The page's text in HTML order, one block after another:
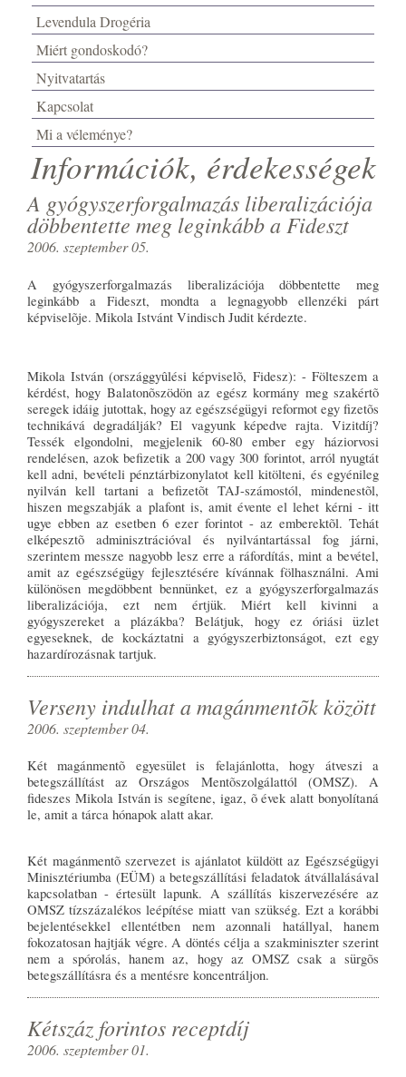
Levendula Drogéria
Miért gondoskodó?
Nyitvatartás
Kapcsolat
Mi a véleménye?
Információk, érdekességek
A gyógyszerforgalmazás liberalizációja
döbbentette meg leginkább a Fideszt
2006. szeptember 05.
A gyógyszerforgalmazás liberalizációja döbbentette meg
leginkább a Fideszt, mondta a legnagyobb ellenzéki párt
képviselõje. Mikola Istvánt Vindisch Judit kérdezte.
Mikola István (országgyûlési képviselõ, Fidesz): - Fölteszem a
kérdést, hogy Balatonõszödön az egész kormány meg szakértõ
seregek idáig jutottak, hogy az egészségügyi reformot egy fizetõs
technikává degradálják? El vagyunk képedve rajta. Vizitdíj?
Tessék elgondolni, megjelenik 60-80 ember egy háziorvosi
rendelésen, azok befizetik a 200 vagy 300 forintot, arról nyugtát
kell adni, bevételi pénztárbizonylatot kell kitölteni, és egyénileg
nyilván kell tartani a befizetõt TAJ-számostól, mindenestõl,
hiszen megszabják a plafont is, amit évente el lehet kérni - itt
ugye ebben az esetben 6 ezer forintot - az emberektõl. Tehát
elképesztõ adminisztrációval és nyilvántartással fog járni,
szerintem messze nagyobb lesz erre a ráfordítás, mint a bevétel,
amit az egészségügy fejlesztésére kívánnak fölhasználni. Ami
különösen megdöbbent bennünket, ez a gyógyszerforgalmazás
liberalizációja, ezt nem értjük. Miért kell kivinni a
gyógyszereket a plázákba? Belátjuk, hogy ez óriási üzlet
egyeseknek, de kockáztatni a gyógyszerbiztonságot, ezt egy
hazardírozásnak tartjuk.
Verseny indulhat a magánmentõk között
2006. szeptember 04.
Két magánmentõ egyesület is felajánlotta, hogy átveszi a
betegszállítást az Országos Mentõszolgálattól (OMSZ). A
fideszes Mikola István is segítene, igaz, õ évek alatt bonyolítaná
le, amit a tárca hónapok alatt akar.
Két magánmentõ szervezet is ajánlatot küldött az Egészségügyi
Minisztériumba (EÜM) a betegszállítási feladatok átvállalásával
kapcsolatban - értesült lapunk. A szállítás kiszervezésére az
OMSZ tízszázalékos leépítése miatt van szükség. Ezt a korábbi
bejelentésekkel ellentétben nem azonnali hatállyal, hanem
fokozatosan hajtják végre. A döntés célja a szakminiszter szerint
nem a spórolás, hanem az, hogy az OMSZ csak a sürgõs
betegszállításra és a mentésre koncentráljon.
Kétszáz forintos receptdíj
2006. szeptember 01.